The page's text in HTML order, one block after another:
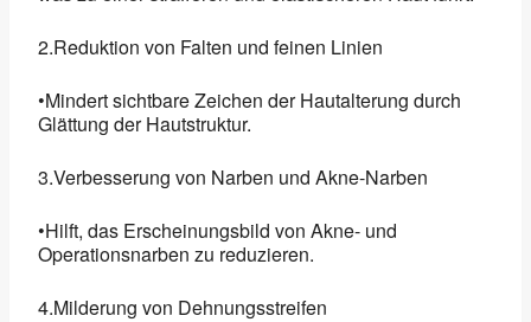
2.Reduktion von Falten und feinen Linien
•Mindert sichtbare Zeichen der Hautalterung durch
Glättung der Hautstruktur.
3.Verbesserung von Narben und Akne-Narben
•Hilft, das Erscheinungsbild von Akne- und
Operationsnarben zu reduzieren.
4.Milderung von Dehnungsstreifen